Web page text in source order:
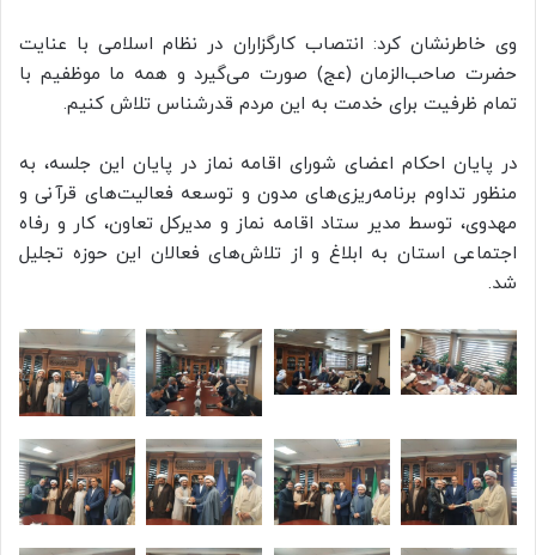
وی خاطرنشان کرد: انتصاب کارگزاران در نظام اسلامی با عنایت
حضرت صاحب‌الزمان (عج) صورت می‌گیرد و همه ما موظفیم با
تمام ظرفیت برای خدمت به این مردم قدرشناس تلاش کنیم.
در پایان احکام اعضای شورای اقامه نماز در پایان این جلسه، به
منظور تداوم برنامه‌ریزی‌های مدون و توسعه فعالیت‌های قرآنی و
مهدوی، توسط مدیر ستاد اقامه نماز و مدیرکل تعاون، کار و رفاه
اجتماعی استان به ابلاغ و از تلاش‌های فعالان این حوزه تجلیل
شد.